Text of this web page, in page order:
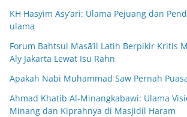
KH Hasyim Asy’ari: Ulama Pejuang dan
ulama
Forum Bahtsul Masā’il Latih Berpikir Kritis
Aly Jakarta Lewat Isu Rahn
Apakah Nabi Muhammad Saw Pernah
Ahmad Khatib Al-Minangkabawi: Ulama
Minang dan Kiprahnya di Masjidil Haram